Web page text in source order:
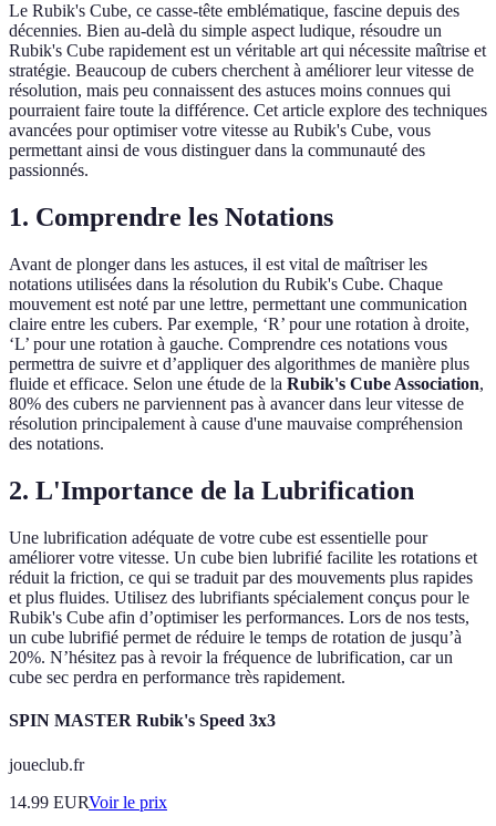
Le Rubik's Cube, ce casse-tête emblématique, fascine depuis des
décennies. Bien au-delà du simple aspect ludique, résoudre un
Rubik's Cube rapidement est un véritable art qui nécessite maîtrise et
stratégie. Beaucoup de cubers cherchent à améliorer leur vitesse de
résolution, mais peu connaissent des astuces moins connues qui
pourraient faire toute la différence. Cet article explore des techniques
avancées pour optimiser votre vitesse au Rubik's Cube, vous
permettant ainsi de vous distinguer dans la communauté des
passionnés.
1. Comprendre les Notations
Avant de plonger dans les astuces, il est vital de maîtriser les
notations utilisées dans la résolution du Rubik's Cube. Chaque
mouvement est noté par une lettre, permettant une communication
claire entre les cubers. Par exemple, ‘R’ pour une rotation à droite,
‘L’ pour une rotation à gauche. Comprendre ces notations vous
permettra de suivre et d’appliquer des algorithmes de manière plus
fluide et efficace. Selon une étude de la Rubik's Cube Association,
80% des cubers ne parviennent pas à avancer dans leur vitesse de
résolution principalement à cause d'une mauvaise compréhension
des notations.
2. L'Importance de la Lubrification
Une lubrification adéquate de votre cube est essentielle pour
améliorer votre vitesse. Un cube bien lubrifié facilite les rotations et
réduit la friction, ce qui se traduit par des mouvements plus rapides
et plus fluides. Utilisez des lubrifiants spécialement conçus pour le
Rubik's Cube afin d’optimiser les performances. Lors de nos tests,
un cube lubrifié permet de réduire le temps de rotation de jusqu’à
20%. N’hésitez pas à revoir la fréquence de lubrification, car un
cube sec perdra en performance très rapidement.
SPIN MASTER Rubik's Speed 3x3
joueclub.fr
14.99 EURVoir le prix